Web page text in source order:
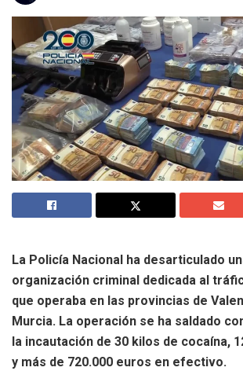
La Policía Nacional ha desarticulado
organización criminal dedicada al
que operaba en las provincias de
Murcia. La operación se ha saldado
la incautación de 30 kilos de cocaína,
y más de 720.000 euros en efectivo.